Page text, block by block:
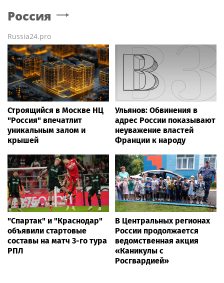
Россия
Russia24.pro
Строящийся в Москве НЦ
"Россия" впечатлит
уникальным залом и
крышей
Ульянов: Обвинения в
адрес России показывают
неуважение властей
Франции к народу
"Спартак" и "Краснодар"
объявили стартовые
составы на матч 3-го тура
РПЛ
В Центральных регионах
России продолжается
ведомственная акция
«Каникулы с
Росгвардией»